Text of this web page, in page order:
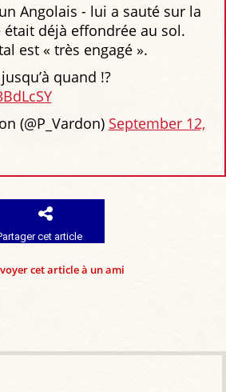
Angolais - lui a sauté sur la
était déjà effondrée au sol.
est « très engagé ».
quand !?
(@P_Vardon) September 12,
cet article
cet article à un ami